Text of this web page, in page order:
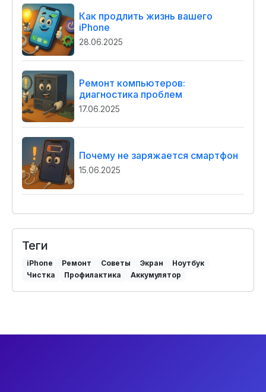
Как продлить жизнь вашего
iPhone
28.06.2025
Ремонт компьютеров:
диагностика проблем
17.06.2025
Почему не заряжается смартфон
15.06.2025
Теги
iPhone Ремонт Советы Экран
Ноутбук
Чистка
Профилактика Аккумулятор